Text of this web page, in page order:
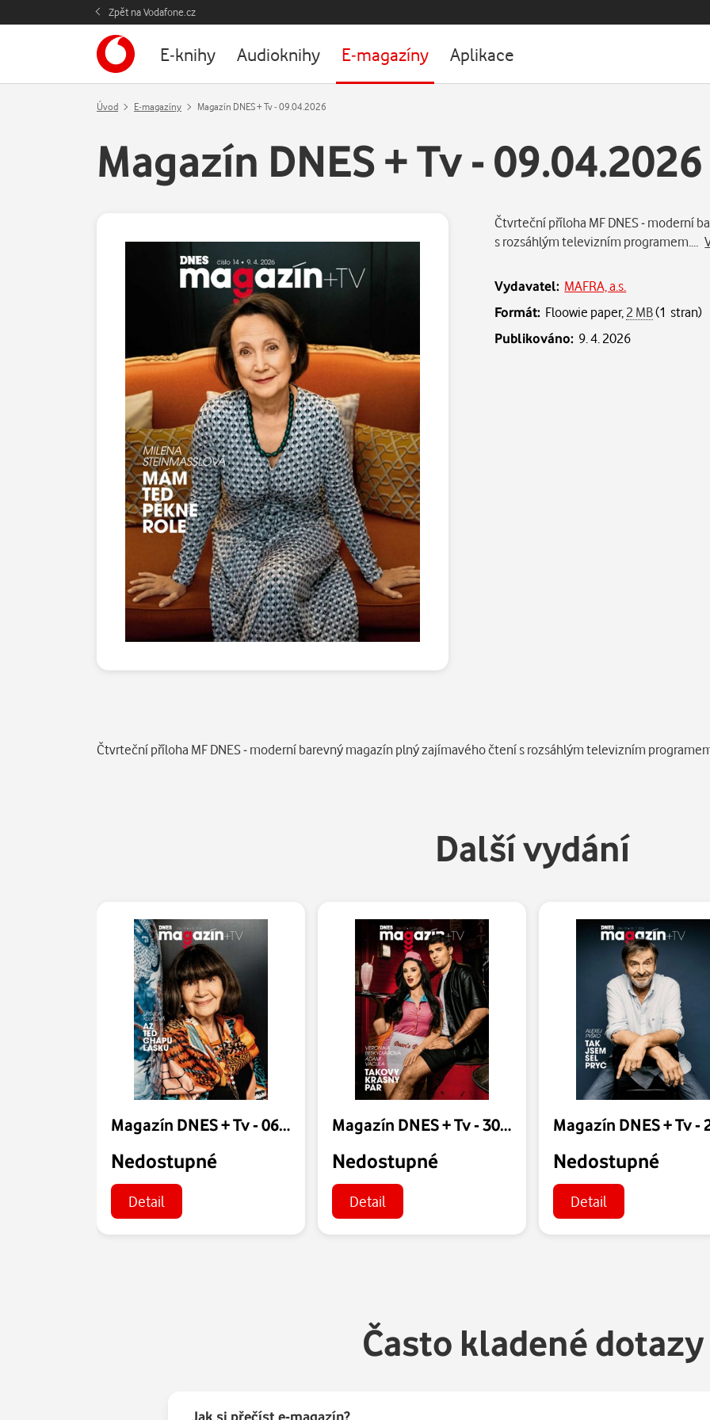
Zpět na Vodafone.cz
E-knihy Audioknihy E-magazíny Aplikace
Úvod E-magazíny Magazín DNES + Tv - 09.04.2026
Magazín DNES + Tv - 09.04.2026
Čtvrteční příloha MF DNES - moderní
s rozsáhlým televizním programem.…
Vydavatel: MAFRA, a.s.
Formát: Floowie paper, 2 MB(1 stran)
Publikováno: 9. 4. 2026
Čtvrteční příloha MF DNES - moderní barevný magazín plný zajímavého čtení s rozsáhlým televizním
Další vydání
Magazín DNES + Tv - 06.08.2026
Nedostupné
Detail
Magazín DNES + Tv - 30.07.2026
Nedostupné
Detail
Nedostupné
Detail
Často kladené dotazy
Jak si přečíst e-magazín?